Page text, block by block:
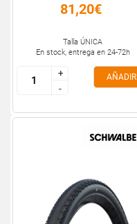
81,20€
Talla ÚNICA
En stock, entrega en 24-72h
+
-
+
-
AÑADIR